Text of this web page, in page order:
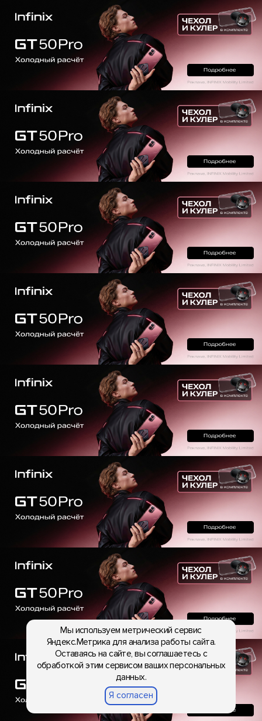
Мы используем метрический сервис
Яндекс.Метрика для анализа работы сайта.
Оставаясь на сайте, вы соглашаетесь с
обработкой этим сервисом ваших персональных
данных.
Я согласен